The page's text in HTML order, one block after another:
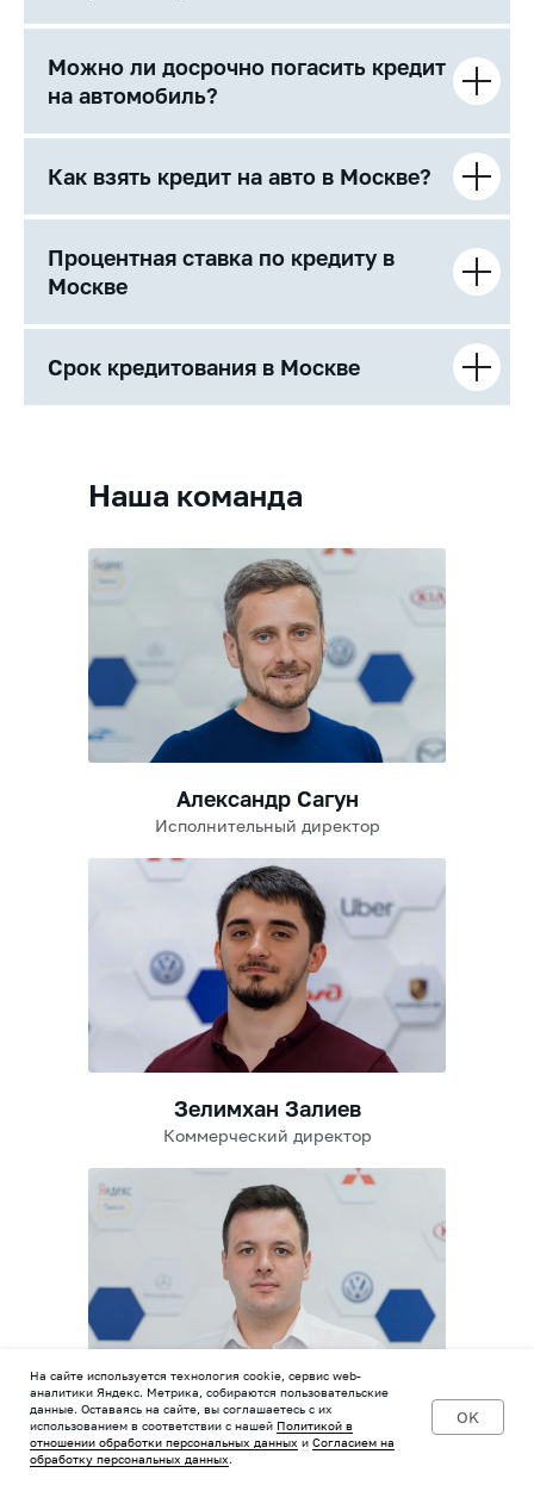
Можно ли досрочно погасить кредит
на автомобиль?
Как взять кредит на авто в Москве?
Процентная ставка по кредиту в
Москве
Срок кредитования в Москве
Наша команда
Александр Сагун
Зелимхан Залиев
Андрей Шориков
Исполнительный директор
Коммерческий директор
Руководитель отдела продаж
На сайте используется технология cookie, сервис web-
аналитики Яндекс. Метрика, собираются пользовательские
данные. Оставаясь на сайте, вы соглашаетесь с их
использованием в соответствии с нашей Политикой в
отношении обработки персональных данных и Согласием на
обработку персональных данных.
OK